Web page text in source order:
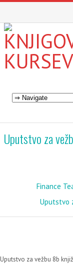
Uputstvo za
Finance
Uputstvo
Uputstvo za vežbu 8b